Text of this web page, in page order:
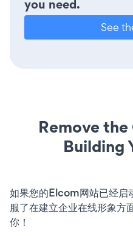
you need.
See
Remove
Building
如果您的Elcom网站已经启
服了在建立企业在线形象方
你！